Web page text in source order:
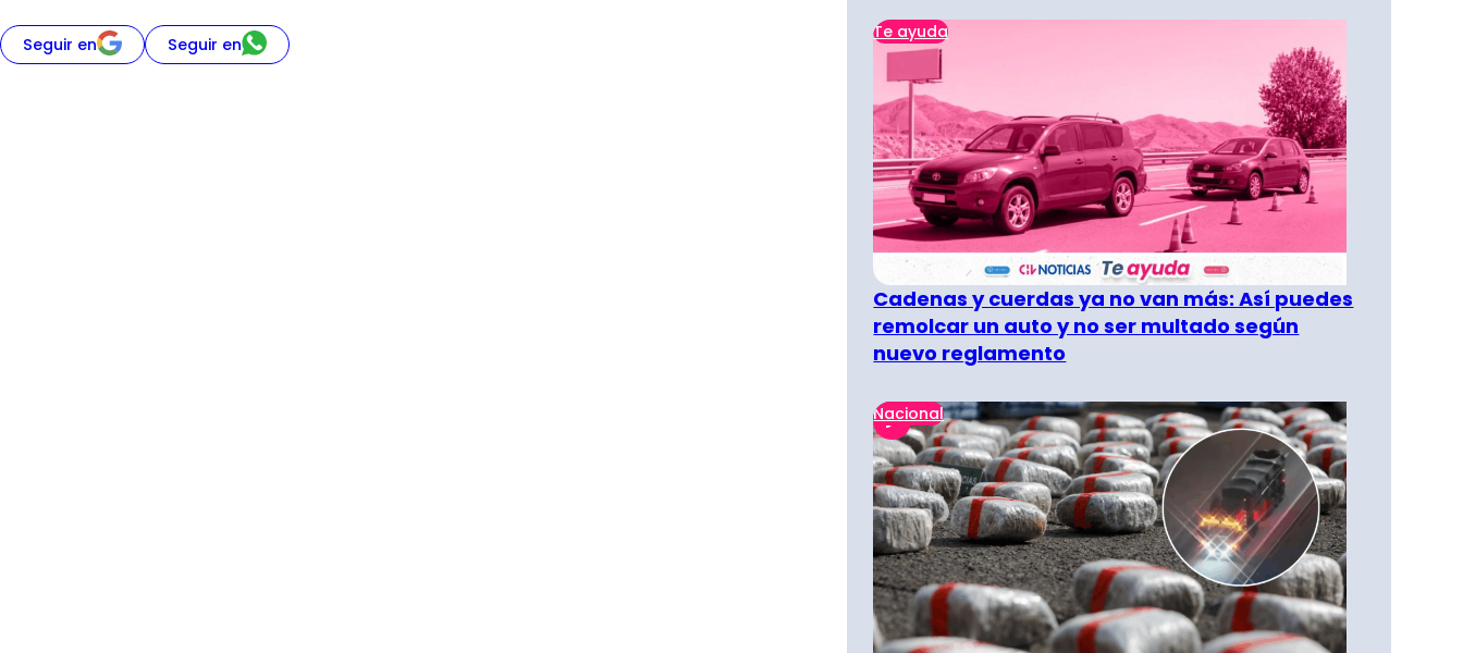
Seguir en Seguir en
Te ayuda
Cadenas y cuerdas ya no van más: Así puedes
remolcar un auto y no ser multado según
nuevo reglamento
Nacional